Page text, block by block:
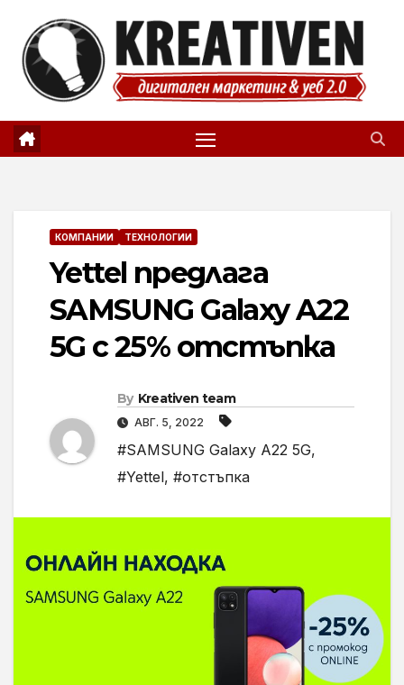
content
КОМПАНИИ ТЕХНОЛОГИИ
Yettel предлага
SAMSUNG Galaxy A22
5G с 25% отстъпка
By Kreativen team
АВГ. 5, 2022
#SAMSUNG Galaxy A22 5G,
#Yettel, #отстъпка